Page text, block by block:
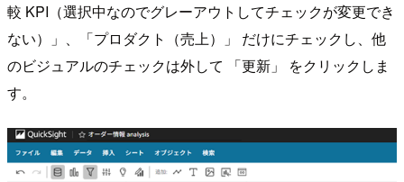
較 KPI（選択中なのでグレーアウトしてチェックが変更でき
ない）」、「プロダクト（売上）」 だけにチェックし、他
のビジュアルのチェックは外して 「更新」 をクリックしま
す。